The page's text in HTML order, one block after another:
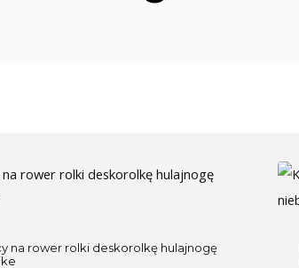
na rower rolki deskorolkę hulajnogę